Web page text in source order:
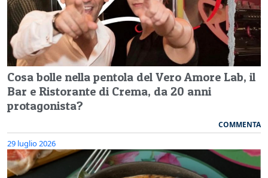
Cosa bolle nella pentola del Vero Amore Lab, il
Bar e Ristorante di Crema, da 20 anni
protagonista?
COMMENTA
29 luglio 2026